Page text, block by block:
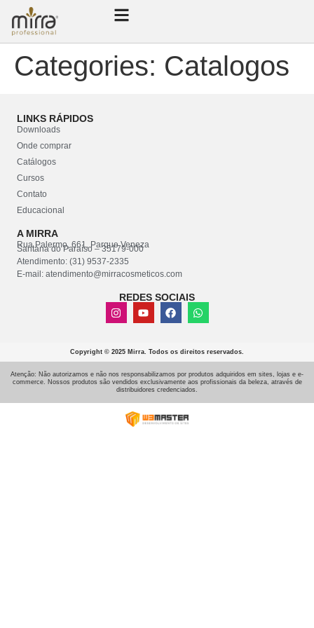
Categories: Catalogos
LINKS RÁPIDOS
Downloads
Onde comprar
Catálogos
Cursos
Contato
Educacional
A MIRRA
Rua Palermo, 661, Parque Veneza
Santana do Paraíso – 35179-000
Atendimento: (31) 9537-2335
E-mail: atendimento@mirracosmeticos.com
REDES SOCIAIS
Copyright © 2025 Mirra. Todos os direitos reservados.
Atenção: Não autorizamos e não nos responsabilizamos por produtos adquiridos em sites, lojas e e-
commerce. Nossos produtos são vendidos exclusivamente aos profissionais da beleza, através de
distribuidores credenciados.